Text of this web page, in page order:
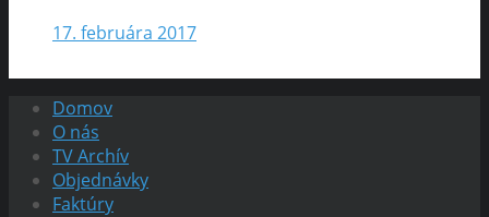
17. februára 2017
Domov
O nás
TV Archív
Objednávky
Faktúry